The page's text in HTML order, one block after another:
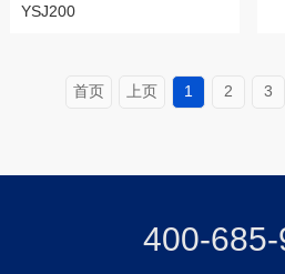
YSJ200
首页 上页 1 2 3
400-